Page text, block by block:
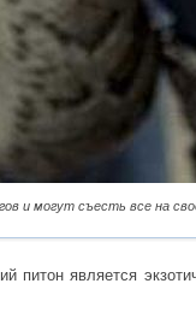
и могут съесть все на
питон является